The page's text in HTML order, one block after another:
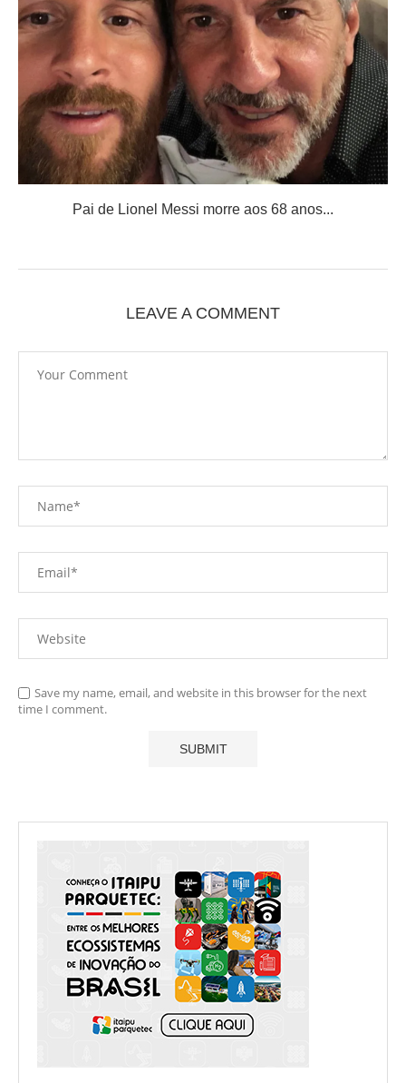
Pai de Lionel Messi morre aos 68 anos...
LEAVE A COMMENT
Save my name, email, and website in this browser for the next
time I comment.